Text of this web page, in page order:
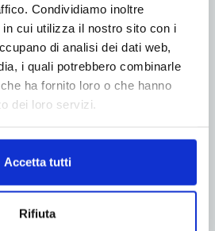
Condividiamo inoltre
cui utilizza il nostro sito con i
di analisi dei dati web,
i quali potrebbero combinarle
ha fornito loro o che hanno
dei loro servizi.
Accetta tutti
Rifiuta
un vero e proprio
il primo punto di contatto tra
di raccontare identità,
In questo scenario si inserisce